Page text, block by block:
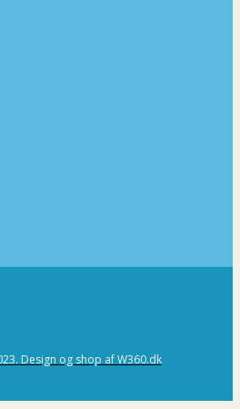
Design og shop af W360.dk